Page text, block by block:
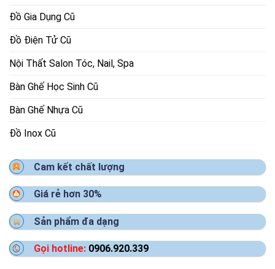
Đồ Gia Dụng Cũ
Đồ Điện Tử Cũ
Nội Thất Salon Tóc, Nail, Spa
Bàn Ghế Học Sinh Cũ
Bàn Ghế Nhựa Cũ
Đồ Inox Cũ
Cam kết chất lượng
Giá rẻ hơn 30%
Sản phẩm đa dạng
Gọi hotline: 0906.920.339